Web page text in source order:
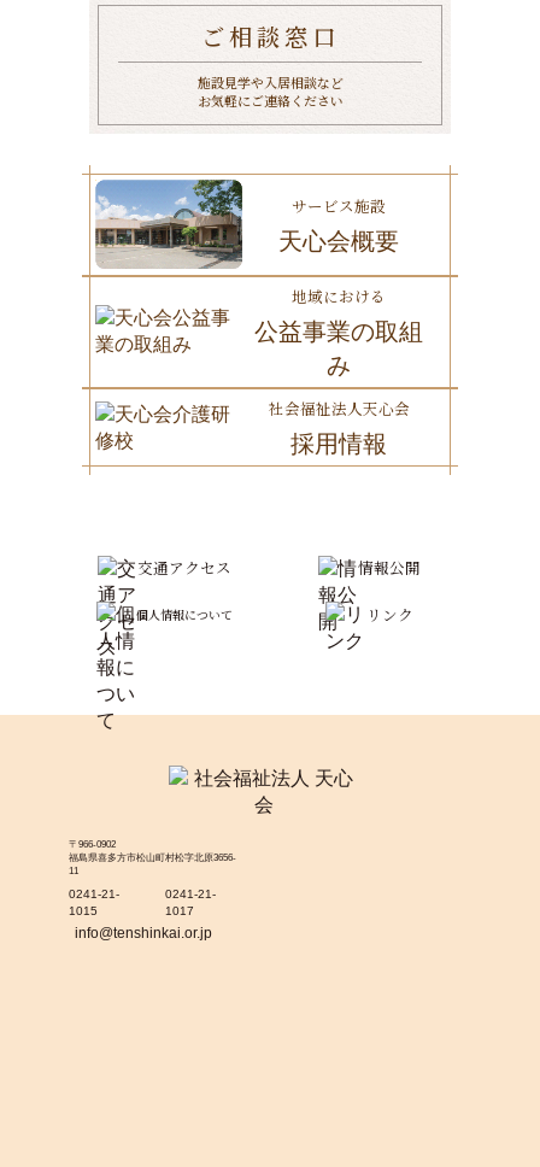
ご相談窓口
施設見学や入居相談など
お気軽にご連絡ください
サービス施設
天心会概要
地域における
公益事業の取組
み
社会福祉法人天心会
採用情報
交通アクセス 情報公開
個人情報について リンク
〒966-0902
福島県喜多方市松山町村松字北原3656-
11
0241-21-
1015
0241-21-
1017
info@tenshinkai.or.jp